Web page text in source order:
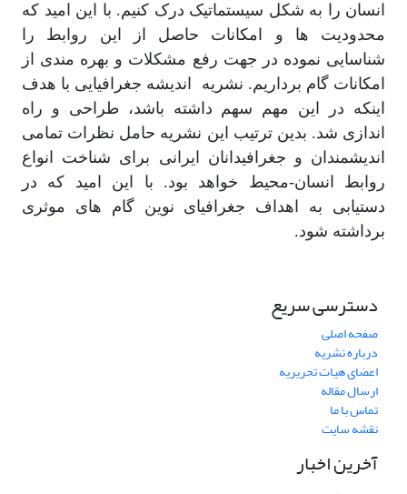
انسان را به شکل سیستماتیک درک کنیم. با این امید که
محدودیت ها و امکانات حاصل از این روابط را
شناسایی نموده در جهت رفع مشکلات و بهره مندی از
امکانات گام برداریم. نشریه اندیشه جغرافیایی با هدف
اینکه در این مهم سهم داشته باشد، طراحی و راه
اندازی شد. بدین ترتیب این نشریه حامل نظرات تمامی
اندیشمندان و جغرافیدانان ایرانی برای شناخت انواع
روابط انسان-محیط خواهد بود. با این امید که در
دستیابی به اهداف جغرافیای نوین گام های موثری
برداشته شود.
دسترسی سریع
صفحه اصلی
درباره نشریه
اعضای هیات تحریریه
ارسال مقاله
تماس با ما
نقشه سایت
آخرین اخبار